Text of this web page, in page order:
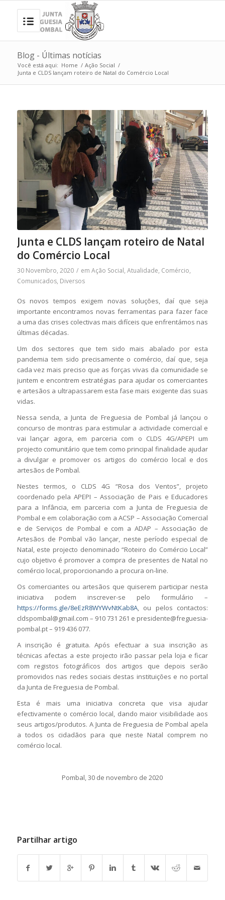
Blog - Últimas notícias
Você está aqui: Home / Ação Social /
Junta e CLDS lançam roteiro de Natal do Comércio Local
Junta e CLDS lançam roteiro de Natal
do Comércio Local
30 Novembro, 2020 / em Ação Social, Atualidade, Comércio,
Comunicados, Diversos
Os novos tempos exigem novas soluções, daí que seja
importante encontramos novas ferramentas para fazer face
a uma das crises colectivas mais difíceis que enfrentámos nas
últimas décadas.
Um dos sectores que tem sido mais abalado por esta
pandemia tem sido precisamente o comércio, daí que, seja
cada vez mais preciso que as forças vivas da comunidade se
juntem e encontrem estratégias para ajudar os comerciantes
e artesãos a ultrapassarem esta fase mais exigente das suas
vidas.
Nessa senda, a Junta de Freguesia de Pombal já lançou o
concurso de montras para estimular a actividade comercial e
vai lançar agora, em parceria com o CLDS 4G/APEPI um
projecto comunitário que tem como principal finalidade ajudar
a divulgar e promover os artigos do comércio local e dos
artesãos de Pombal.
Nestes termos, o CLDS 4G “Rosa dos Ventos”, projeto
coordenado pela APEPI – Associação de Pais e Educadores
para a Infância, em parceria com a Junta de Freguesia de
Pombal e em colaboração com a ACSP – Associação Comercial
e de Serviços de Pombal e com a ADAP – Associação de
Artesãos de Pombal vão lançar, neste período especial de
Natal, este projecto denominado “Roteiro do Comércio Local”
cujo objetivo é promover a compra de presentes de Natal no
comércio local, proporcionando a procura on-line.
Os comerciantes ou artesãos que quiserem participar nesta
iniciativa podem inscrever-se pelo formulário –
https://forms.gle/8eEzR8WYWvNtKab8A, ou pelos contactos:
cldspombal@gmail.com – 910 731 261 e presidente@freguesia-
pombal.pt – 919 436 077.
A inscrição é gratuita. Após efectuar a sua inscrição as
técnicas afectas a este projecto irão passar pela loja e ficar
com registos fotográficos dos artigos que depois serão
promovidos nas redes sociais destas instituições e no portal
da Junta de Freguesia de Pombal.
Esta é mais uma iniciativa concreta que visa ajudar
efectivamente o comércio local, dando maior visibilidade aos
seus artigos/produtos. A Junta de Freguesia de Pombal apela
a todos os cidadãos para que neste Natal comprem no
comércio local.
Pombal, 30 de novembro de 2020
Partilhar artigo